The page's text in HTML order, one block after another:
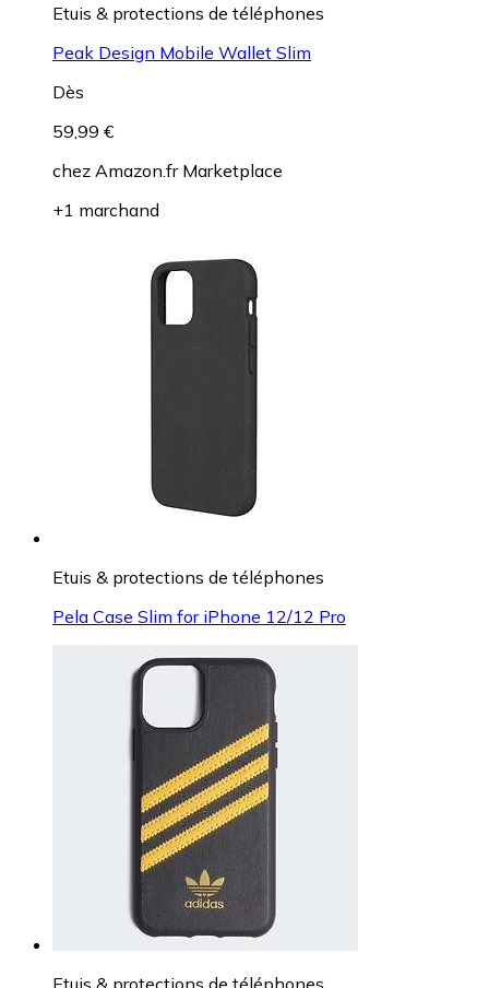
Etuis & protections de téléphones
Peak Design Mobile Wallet Slim
Dès
59,99 €
chez Amazon.fr Marketplace
+1 marchand
Etuis & protections de téléphones
Pela Case Slim for iPhone 12/12 Pro
Etuis & protections de téléphones